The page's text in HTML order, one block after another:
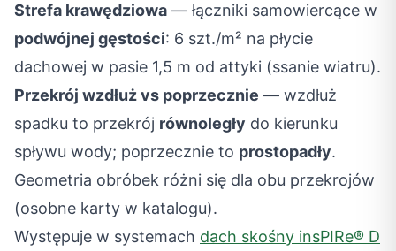
Strefa krawędziowa — łączniki samowiercące w
podwójnej gęstości: 6 szt./m² na płycie
dachowej w pasie 1,5 m od attyki (ssanie wiatru).
Przekrój wzdłuż vs poprzecznie — wzdłuż
spadku to przekrój równoległy do kierunku
spływu wody; poprzecznie to prostopadły.
Geometria obróbek różni się dla obu przekrojów
(osobne karty w katalogu).
Występuje w systemach dach skośny insPIRe® D